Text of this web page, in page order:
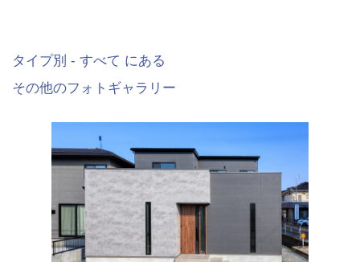
タイプ別 - すべて にある
その他のフォトギャラリー